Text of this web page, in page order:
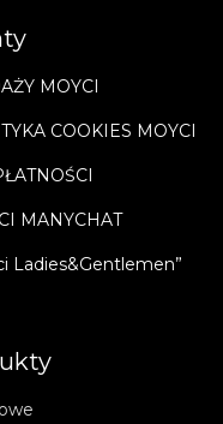
MOYCI
COOKIES MOYCI
MANYCHAT
Ladies&Gentlemen”